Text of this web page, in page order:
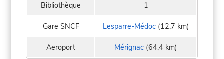
Bibliothèque 1
Gare SNCF Lesparre-Médoc(12,7 km)
Aeroport Mérignac (64,4 km)